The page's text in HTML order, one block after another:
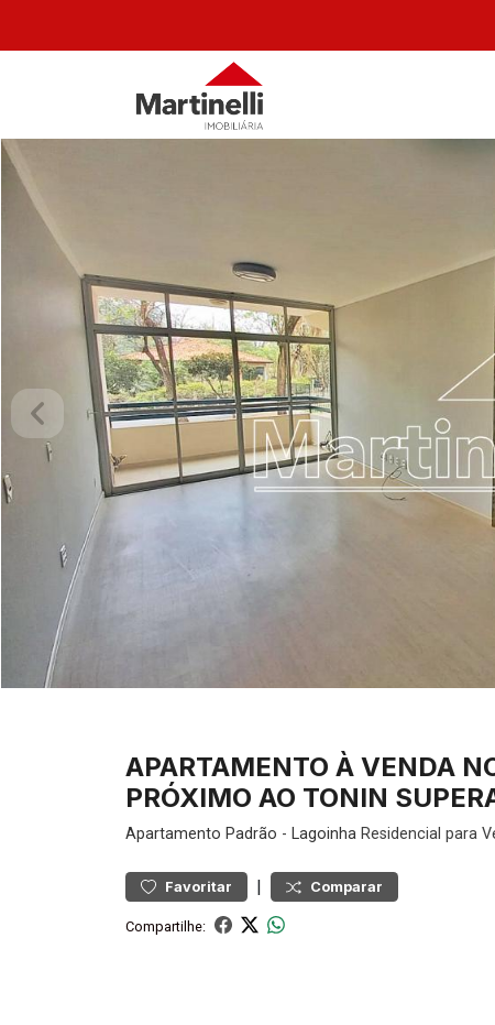
APARTAMENTO À VENDA
PRÓXIMO AO TONIN
Apartamento Padrão - Lagoinha Residencial para
Favoritar | Comparar
Compartilhe: